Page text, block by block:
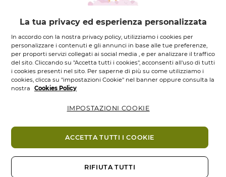
Eau de Toilette
Granit Bleu - 100...
Flacone spray 100 ML.
5
441
recensioni
Aggiungi
Eau de Toilette
Ambre Noir - 100 ml
4.7 (484)
4.7
5
stelle.
484
recensioni
Aggiungi
La tua privacy ed esperienza personalizzata
In accordo con la nostra privacy policy, utilizziamo i cookies per
personalizzare i contenuti e gli annunci in base alle tue preferenze,
per proporti servizi collegati ai social media , e per analizzare il traffico
del sito. Cliccando su "Accetta tutti i cookies", acconsenti all'uso di tutti
i cookies presenti nel sito. Per saperne di più su come utilizziamo i
cookies, clicca su "impostazioni Cookie" nel banner oppure consulta la
nostra
Cookies Policy
RIFIUTA TUTTI
ACCETTA TUTTI I COOKIE
IMPOSTAZIONI COOKIE